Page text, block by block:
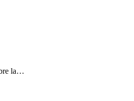
la…